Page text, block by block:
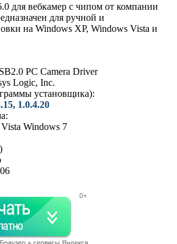
для вебкамер с чипом от компании
для ручной и
на Windows XP, Windows Vista и
PC Camera Driver
Logic, Inc.
установщика):
1.0.4.20
Windows 7